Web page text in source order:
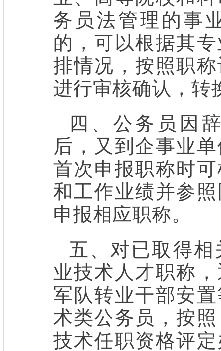
务员法管理的事
的，可以根据其
排情况，按照职
进行审核确认，转
四、公务员因
后，又到企事业
首次申报职称时
和工作业绩并参
申报相应职称。
五、对已取得
业技术人才职称
军队转业干部安
术类公务员，按
技术任职资格评